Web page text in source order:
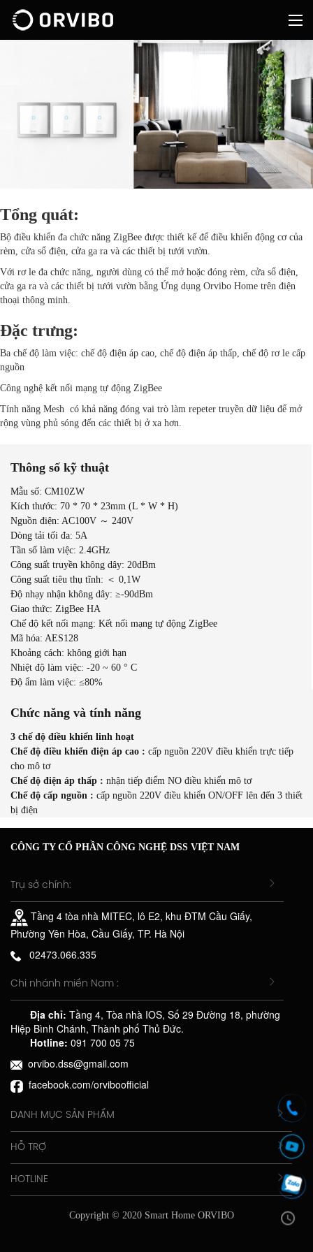
Tổng quát:
Bộ điều khiển đa chức năng ZigBee được thiết kế để điều khiển động cơ của
rèm, cửa sổ điện, cửa ga ra và các thiết bị tưới vườn.
Với rơ le đa chức năng, người dùng có thể mở hoặc đóng rèm, cửa sổ điện,
cửa ga ra và các thiết bị tưới vườn bằng Ứng dụng Orvibo Home trên điện
thoại thông minh.
Đặc trưng:
Ba chế độ làm việc: chế độ điện áp cao, chế độ điện áp thấp, chế độ rơ le cấp
nguồn
Công nghệ kết nối mạng tự động ZigBee
Tính năng Mesh có khả năng đóng vai trò làm repeter truyền dữ liệu để mở
rộng vùng phủ sóng đến các thiết bị ở xa hơn.
Thông số kỹ thuật
Mẫu số: CM10ZW
Kích thước: 70 * 70 * 23mm (L * W * H)
Nguồn điện: AC100V ～ 240V
Dòng tải tối đa: 5A
Tần số làm việc: 2.4GHz
Công suất truyền không dây: 20dBm
Công suất tiêu thụ tĩnh: ＜ 0,1W
Độ nhạy nhận không dây: ≥-90dBm
Giao thức: ZigBee HA
Chế độ kết nối mạng: Kết nối mạng tự động ZigBee
Mã hóa: AES128
Khoảng cách: không giới hạn
Nhiệt độ làm việc: -20 ~ 60 ° C
Độ ẩm làm việc: ≤80%
Chức năng và tính năng
3 chế độ điều khiển linh hoạt
Chế độ điều khiển điện áp cao : cấp nguồn 220V điều khiển trực tiếp
cho mô tơ
Chế độ điện áp thấp : nhận tiếp điểm NO điều khiển mô tơ
Chế độ cấp nguồn : cấp nguồn 220V điều khiển ON/OFF lên đến 3 thiết
bị điện
CÔNG TY CỔ PHẦN CÔNG NGHỆ DSS VIỆT NAM
Trụ sở chính:
Tầng 4 tòa nhà MITEC, lô E2, khu ĐTM Cầu Giấy,
Phường Yên Hòa, Cầu Giấy, TP. Hà Nội
02473.066.335
Chi nhánh miền Nam :
Địa chỉ: Tầng 4, Tòa nhà IOS, Số 29 Đường 18, phường
Hiệp Bình Chánh, Thành phố Thủ Đức.
Hotline: 091 700 05 75
orvibo.dss@gmail.com
facebook.com/orviboofficial
DANH MỤC SẢN PHẨM
HỖ TRỢ
HOTLINE
Copyright © 2020 Smart Home ORVIBO